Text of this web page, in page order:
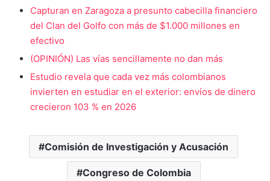
Capturan en Zaragoza a presunto cabecilla financiero
del Clan del Golfo con más de $1.000 millones en
efectivo
(OPINIÓN) Las vías sencillamente no dan más
Estudio revela que cada vez más colombianos
invierten en estudiar en el exterior: envíos de dinero
crecieron 103 % en 2026
Comisión de Investigación y Acusación
Congreso de Colombia